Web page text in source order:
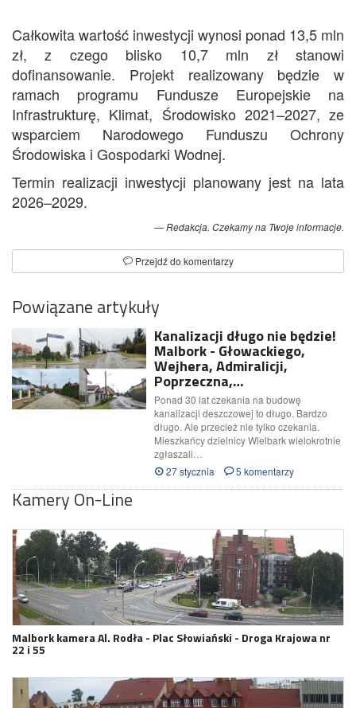
Całkowita wartość inwestycji wynosi ponad 13,5 mln
zł, z czego blisko 10,7 mln zł stanowi
dofinansowanie. Projekt realizowany będzie w
ramach programu Fundusze Europejskie na
Infrastrukturę, Klimat, Środowisko 2021–2027, ze
wsparciem Narodowego Funduszu Ochrony
Środowiska i Gospodarki Wodnej.
Termin realizacji inwestycji planowany jest na lata
2026–2029.
Redakcja. Czekamy na Twoje informacje.
Przejdź do komentarzy
Powiązane artykuły
Kanalizacji długo nie będzie!
Malbork - Głowackiego,
Wejhera, Admiralicji,
Poprzeczna,…
Ponad 30 lat czekania na budowę
kanalizacji deszczowej to długo. Bardzo
długo. Ale przecież nie tylko czekania.
Mieszkańcy dzielnicy Wielbark wielokrotnie
zgłaszali…
27 stycznia
5 komentarzy
Kamery On-Line
Malbork kamera Al. Rodła - Plac Słowiański - Droga Krajowa nr
22 i 55